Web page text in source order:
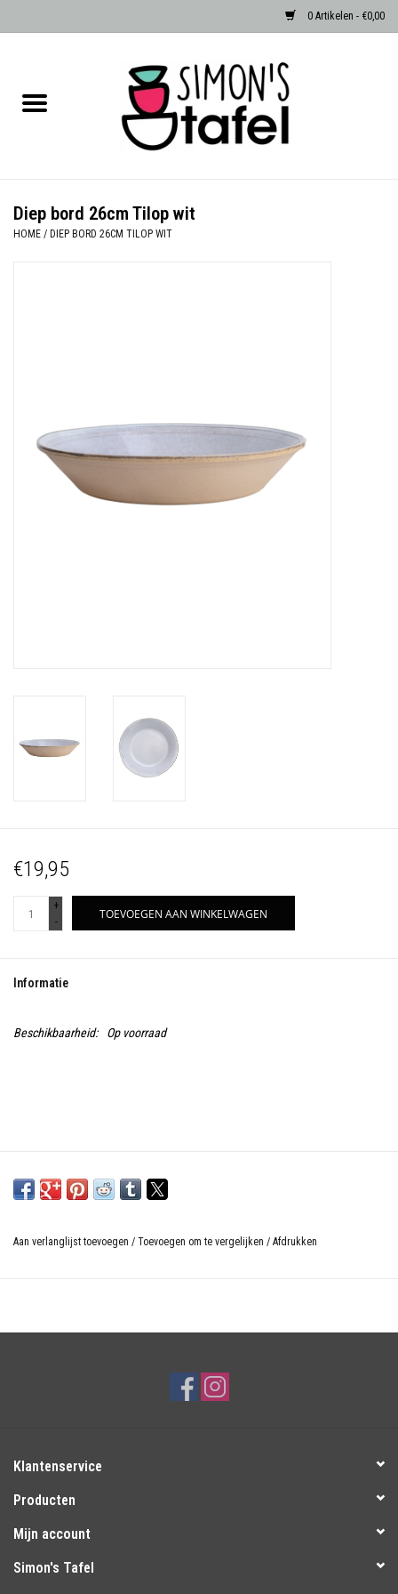
0 Artikelen - €0,00
Albast waxinehouders van Zenza
Cadeaubonnen
Diep bord 26cm Tilop wit
HOME / DIEP BORD 26CM TILOP WIT
€19,95
+
-
TOEVOEGEN AAN WINKELWAGEN
Informatie
Beschikbaarheid: Op voorraad
Aan verlanglijst toevoegen / Toevoegen om te vergelijken / Afdrukken
Klantenservice
Producten
Mijn account
Simon's Tafel